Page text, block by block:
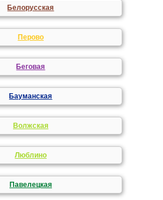
Белорусская
Перово
Беговая
Бауманская
Волжская
Люблино
Павелецкая